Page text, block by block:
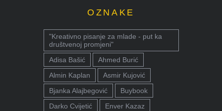
OZNAKE
"Kreativno pisanje za mlade - put ka
društvenoj promjeni"
Adisa Bašić
Ahmed Burić
Almin Kaplan
Asmir Kujović
Bjanka Alajbegović
Buybook
Darko Cvijetić
Enver Kazaz